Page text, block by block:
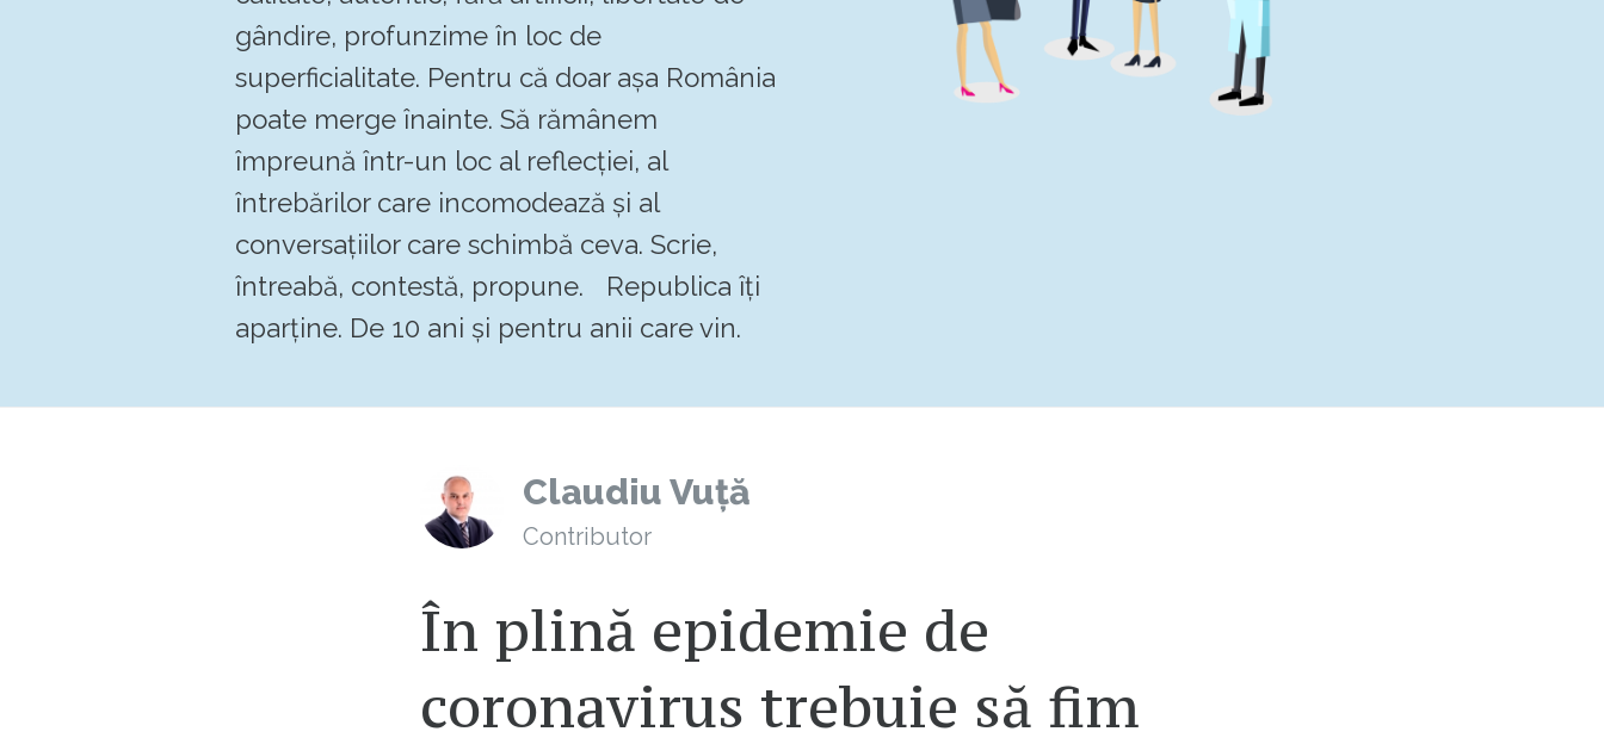
gândire, profunzime în loc de
superficialitate. Pentru că doar așa România
poate merge înainte. Să rămânem
împreună într-un loc al reflecției, al
întrebărilor care incomodează și al
conversațiilor care schimbă ceva. Scrie,
întreabă, contestă, propune. Republica îți
aparține. De 10 ani și pentru anii care vin.
Claudiu Vuță
Contributor
În plină epidemie de
coronavirus trebuie să fim